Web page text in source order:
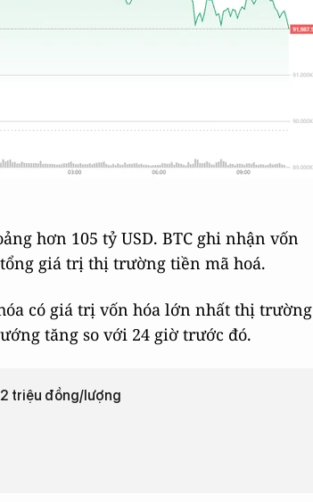
hơn 105 tỷ USD. BTC ghi nhận vốn
giá trị thị trường tiền mã hoá.
có giá trị vốn hóa lớn nhất thị trường
tăng so với 24 giờ trước đó.
triệu đồng/lượng